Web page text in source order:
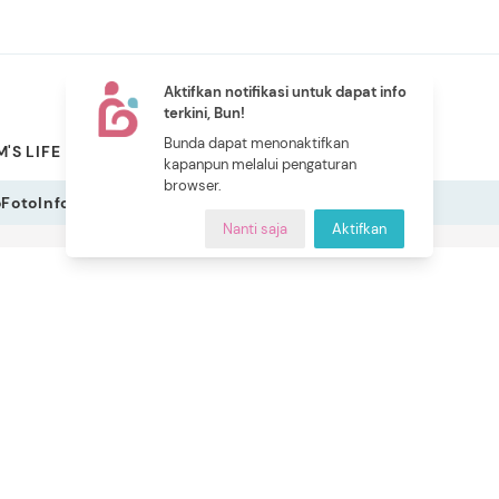
Aktifkan notifikasi untuk dapat info
terkini, Bun!
Bunda dapat menonaktifkan
kapanpun melalui pengaturan
browser.
Nanti saja Aktifkan
LIFE PILIHAN BUNDA
NEW
CERITA BUNDA
FotoInfografis